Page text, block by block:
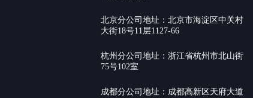
北京分公司地址：北京市海淀区中关村
大街18号11层1127-66
杭州分公司地址：浙江省杭州市北山街
75号102室
成都分公司地址：成都高新区天府大道